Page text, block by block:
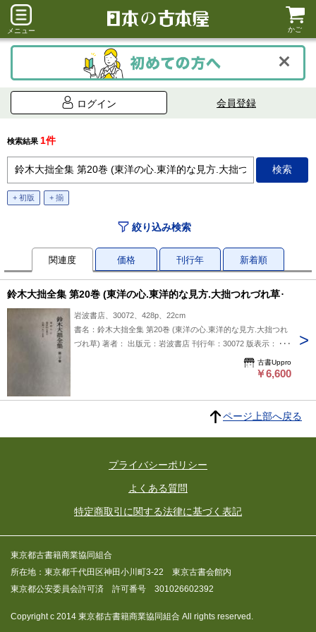
メニュー かご
ログイン 会員登録
検索結果 1件
+ 初版 + 揃
絞り込み検索
関連度 価格 刊行年 新着順
鈴木大拙全集 第20巻 (東洋の心.東洋的な見方.大拙つれづれ草)
岩波書店、30072、428p、22cm
書名：鈴木大拙全集 第20巻 (東洋の心.東洋的な見方.大拙つれ
づれ草) 著者： 出版元：岩波書店 刊行年：30072 版表示： 説
明：鈴木大拙全集の第20巻は、「東洋の心」「東洋的な見
方」「大拙つれづれ草」を収めた一冊で、東洋思想に関心のあ
おり、鈴木大拙の思想をより深く理解するための参考書として
位置づけられそうです。刊行年が「30072」となっているため
古書Uppro
￥6,600
ページ上部へ戻る
プライバシーポリシー
よくある質問
特定商取引に関する法律に基づく表記
東京都古書籍商業協同組合
所在地：東京都千代田区神田小川町3-22 東京古書会館内
東京都公安委員会許可済 許可番号 301026602392
Copyright c 2014 東京都古書籍商業協同組合 All rights reserved.